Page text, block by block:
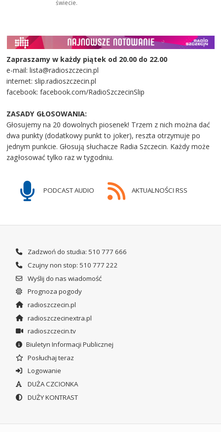
świecie.
Zapraszamy w każdy piątek od 20.00 do 22.00
e-mail: lista@radioszczecin.pl
internet: slip.radioszczecin.pl
facebook: facebook.com/RadioSzczecinSlip
ZASADY GŁOSOWANIA:
Głosujemy na 20 dowolnych piosenek! Trzem z nich można dać
dwa punkty (dodatkowy punkt to joker), reszta otrzymuje po
jednym punkcie. Głosują słuchacze Radia Szczecin. Każdy może
zagłosować tylko raz w tygodniu.
PODCAST AUDIO AKTUALNOŚCI RSS
Zadzwoń do studia: 510 777 666
Czujny non stop: 510 777 222
Wyślij do nas wiadomość
Prognoza pogody
radioszczecin.pl
radioszczecinextra.pl
radioszczecin.tv
Biuletyn Informacji Publicznej
Posłuchaj teraz
Logowanie
DUŻA CZCIONKA
DUŻY KONTRAST